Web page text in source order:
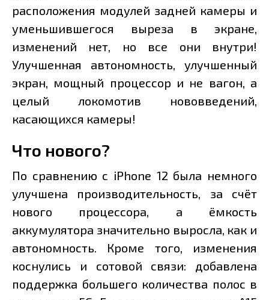
расположения модулей задней камеры и
уменьшившегося выреза в экране,
изменений нет, но все они внутри!
Улучшенная автономность, улучшенный
экран, мощный процессор и не вагон, а
целый локомотив нововведений,
касающихся камеры!
Что нового?
По сравнению с iPhone 12 была немного
улучшена производительность, за счёт
нового процессора, а ёмкость
аккумулятора значительно выросла, как и
автономность. Кроме того, изменения
коснулись и сотовой связи: добавлена
поддержка большего количества полос в